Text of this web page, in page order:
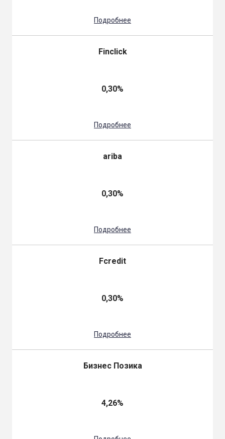
Подробнее
Finclick
0,30%
Подробнее
ariba
0,30%
Подробнее
Fcredit
0,30%
Подробнее
Бизнес Позика
4,26%